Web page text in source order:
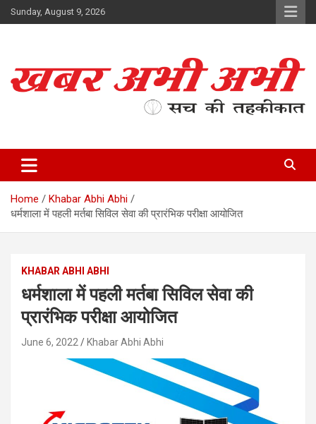
Skip
to
Sunday, August 9, 2026
Home
Khabar Abhi Abhi
धर्मशाला में पहली मर्तबा सिविल सेवा की प्रारंभिक परीक्षा आयोजित
KHABAR ABHI ABHI
धर्मशाला में पहली मर्तबा सिविल सेवा की
प्रारंभिक परीक्षा आयोजित
June 6, 2022 Khabar Abhi Abhi